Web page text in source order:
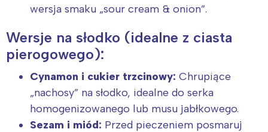
wersja smaku „sour cream & onion”.
Wersje na słodko (idealne z ciasta
pierogowego):
Cynamon i cukier trzcinowy: Chrupiące
„nachosy” na słodko, idealne do serka
homogenizowanego lub musu jabłkowego.
Sezam i miód: Przed pieczeniem posmaruj